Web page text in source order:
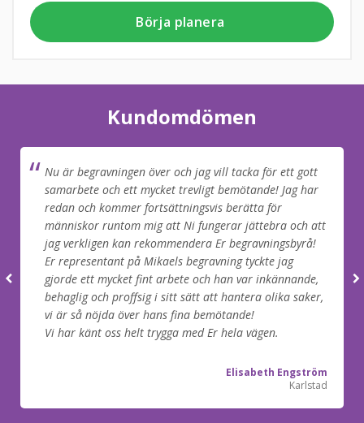
Börja planera
Kundomdömen
Nu är begravningen över och jag vill tacka för ett gott
samarbete och ett mycket trevligt bemötande! Jag har
redan och kommer fortsättningsvis berätta för
människor runtom mig att Ni fungerar jättebra och att
jag verkligen kan rekommendera Er begravningsbyrå!
Er representant på Mikaels begravning tyckte jag
gjorde ett mycket fint arbete och han var inkännande,
behaglig och proffsig i sitt sätt att hantera olika saker,
vi är så nöjda över hans fina bemötande!
Vi har känt oss helt trygga med Er hela vägen.
Elisabeth Engström
Karlstad